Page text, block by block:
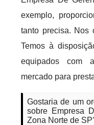
exemplo,
tanto precisa. Nos
Temos à
equipados com
mercado para
Gostaria de um
sobre Empresa
Zona Norte de